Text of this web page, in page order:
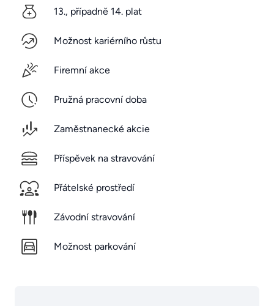
13., případně 14. plat
Možnost kariérního růstu
Firemní akce
Pružná pracovní doba
Zaměstnanecké akcie
Příspěvek na stravování
Přátelské prostředí
Závodní stravování
Možnost parkování